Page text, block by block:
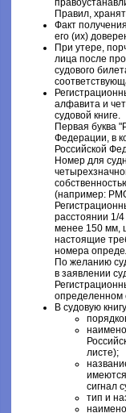
Правил,
Факт
его (их)
При утере,
лица после
судового
алфавита и
судовой книге.
Первая буква
Федерации, в
Российской
Номер для
(например:
расстоянии 1/
менее 150 мм,
настоящие
номера
По желанию
в заявлении
определенном
В судовую
листе);
сигнал
тип и